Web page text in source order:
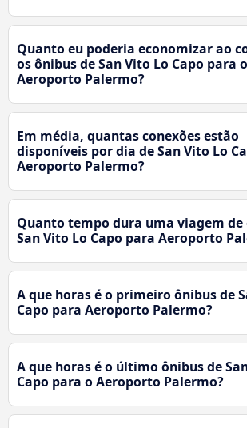
Quanto eu poderia economizar ao
os ônibus de San Vito Lo Capo para o
Aeroporto Palermo?
Em média, quantas conexões estão
disponíveis por dia de San Vito Lo
Aeroporto Palermo?
Quanto tempo dura uma viagem de
San Vito Lo Capo para Aeroporto
A que horas é o primeiro ônibus de
Capo para Aeroporto Palermo?
A que horas é o último ônibus de
Capo para o Aeroporto Palermo?